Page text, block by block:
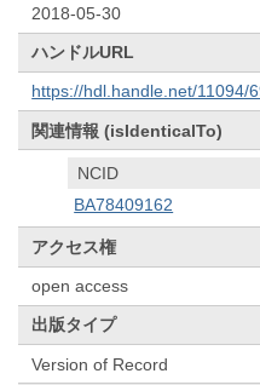
2018-05-30
ハンドルURL
https://hdl.handle.net/11094/
関連情報 (isIdenticalTo)
NCID
BA78409162
アクセス権
open access
出版タイプ
Version of Record